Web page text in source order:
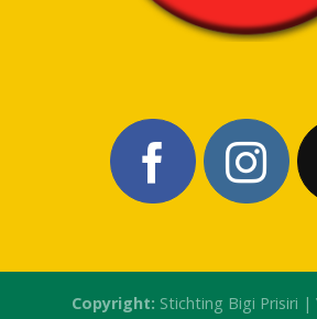
Copyright: Stichting Bigi Prisiri |